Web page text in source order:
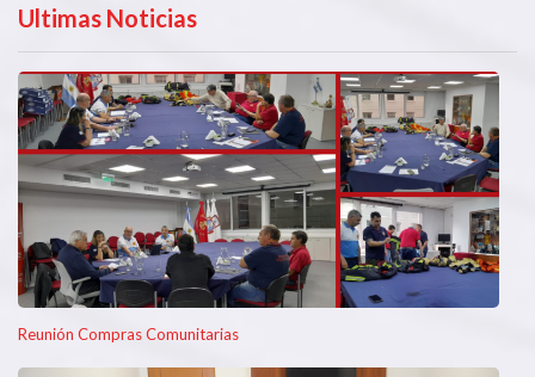
Ultimas Noticias
Reunión Compras Comunitarias